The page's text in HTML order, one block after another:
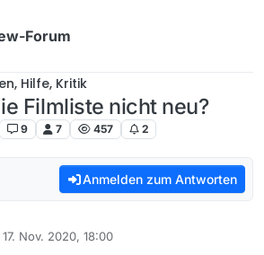
Forum
Hilfe, Kritik
Filmliste nicht neu?
9 7 457 2
Anmelden zum Antworten
17. Nov. 2020, 18:00
von